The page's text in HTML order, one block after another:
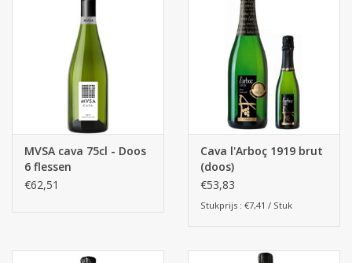
Sinterklaassnoep
Carnavalssnoep
Paasgeschenken
MVSA cava 75cl - Doos
6 flessen
€62,51
Cava l'Arboç 1919 brut
(doos)
€53,83
Stukprijs : €7,41 / Stuk